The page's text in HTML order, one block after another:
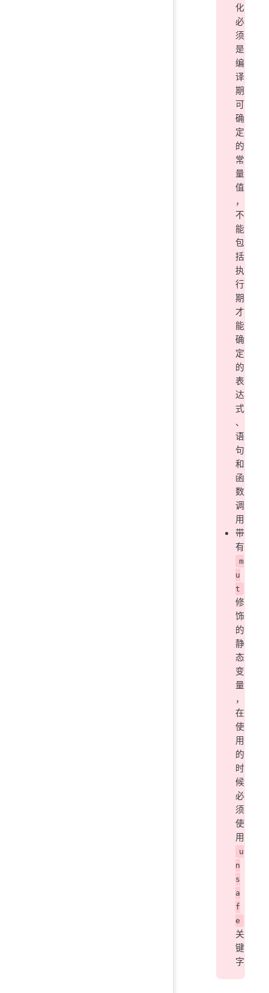
化
必
须
是
编
译
期
可
确
定
的
常
量
值
，
不
能
包
括
执
行
期
才
能
确
定
的
表
达
式
、
语
句
和
函
数
调
用
带
有
m
u
t
修
饰
的
静
态
变
量
，
在
使
用
的
时
候
必
须
使
用
u
n
s
a
f
e
关
键
字